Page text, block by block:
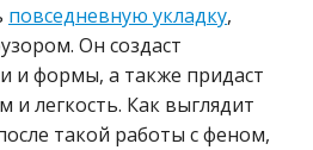
повседневную укладку,
Он создаст
и формы, а также придаст
легкость. Как выглядит
такой работы с феном,